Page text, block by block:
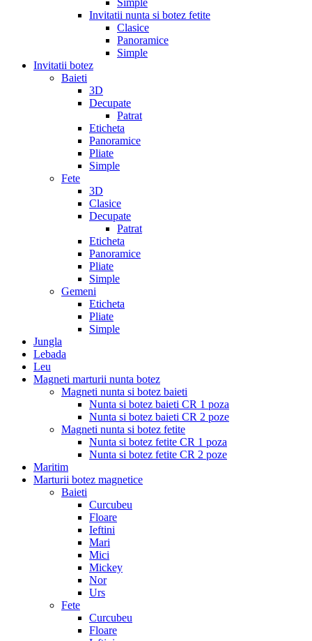
Simple
Invitatii nunta si botez fetite
Clasice
Panoramice
Simple
Invitatii botez
Baieti
3D
Decupate
Patrat
Eticheta
Panoramice
Pliate
Simple
Fete
3D
Clasice
Decupate
Patrat
Eticheta
Panoramice
Pliate
Simple
Gemeni
Eticheta
Pliate
Simple
Jungla
Lebada
Leu
Magneti marturii nunta botez
Magneti nunta si botez baieti
Nunta si botez baieti CR 1 poza
Nunta si botez baieti CR 2 poze
Magneti nunta si botez fetite
Nunta si botez fetite CR 1 poza
Nunta si botez fetite CR 2 poze
Maritim
Marturii botez magnetice
Baieti
Curcubeu
Floare
Ieftini
Mari
Mici
Mickey
Nor
Urs
Fete
Curcubeu
Floare